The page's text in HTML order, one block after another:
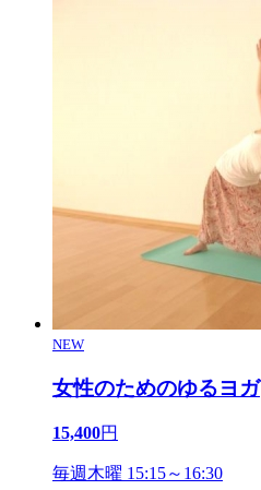
NEW
女性のためのゆるヨガ
15,400円
毎週木曜 15:15～16:30